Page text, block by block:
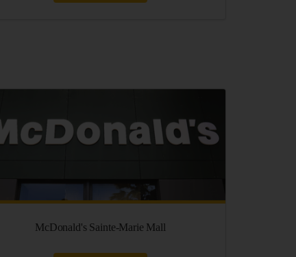
McDonald's Sainte-Marie Mall